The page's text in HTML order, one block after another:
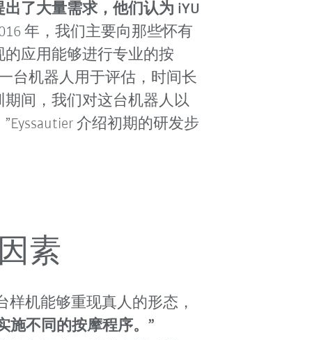
了大量需求，他们认为 iYU
年，我们主要向那些怀有
应用能够进行专业的按
台机器人用于评估，时间长
间，我们对这台机器人以
介绍初期的研发步
素
样机能够重现真人的形态，
施不同的按摩程序。”